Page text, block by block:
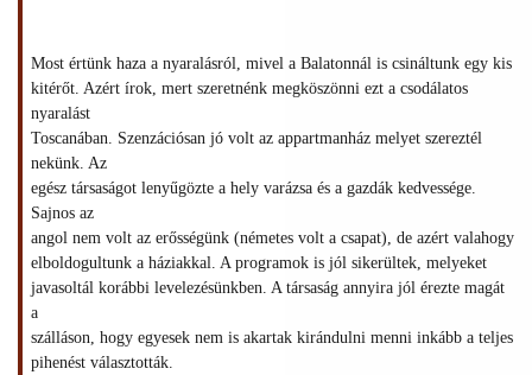
Most értünk haza a nyaralásról, mivel a Balatonnál is csináltunk egy kis
kitérőt. Azért írok, mert szeretnénk megköszönni ezt a csodálatos
nyaralást
Toscanában. Szenzációsan jó volt az appartmanház melyet szereztél
nekünk. Az
egész társaságot lenyűgözte a hely varázsa és a gazdák kedvessége.
Sajnos az
angol nem volt az erősségünk (németes volt a csapat), de azért valahogy
elboldogultunk a háziakkal. A programok is jól sikerültek, melyeket
javasoltál korábbi levelezésünkben. A társaság annyira jól érezte magát
a
szálláson, hogy egyesek nem is akartak kirándulni menni inkább a teljes
pihenést választották.